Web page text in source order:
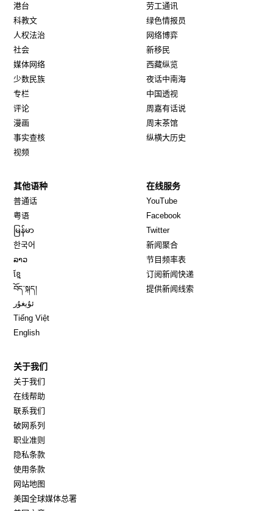
港台
科教文
人权法治
社会
媒体网络
少数民族
专栏
评论
漫画
事实查核
视频
劳工通讯
绿色情报员
网络博弈
新移民
西藏纵览
夜话中南海
中国透视
周嘉有话说
周末茶馆
纵横大历史
其他语种
普通话
粤语
မြန်မာ
한국어
ລາວ
ខ្មែ
བོད་སྐད།
ئۇيغۇر
Tiếng Việt
English
在线服务
YouTube
Facebook
TwitterOpens in new window
新闻聚合
节目频率表
订阅新闻快递
提供新闻线索
关于我们
关于我们
在线帮助
联系我们
破网系列
职业准则
隐私条款
使用条款
网站地图
美国全球媒体总署